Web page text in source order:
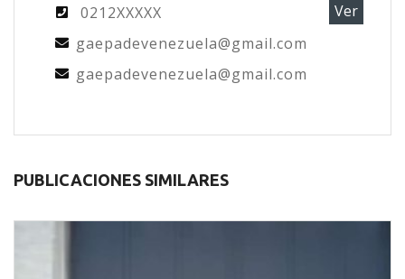
0212XXXXX
Ver
gaepadevenezuela@gmail.com
gaepadevenezuela@gmail.com
PUBLICACIONES SIMILARES